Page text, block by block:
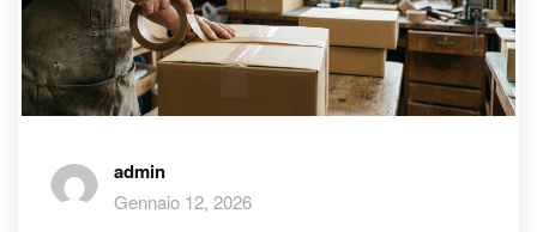
admin
Gennaio 12, 2026